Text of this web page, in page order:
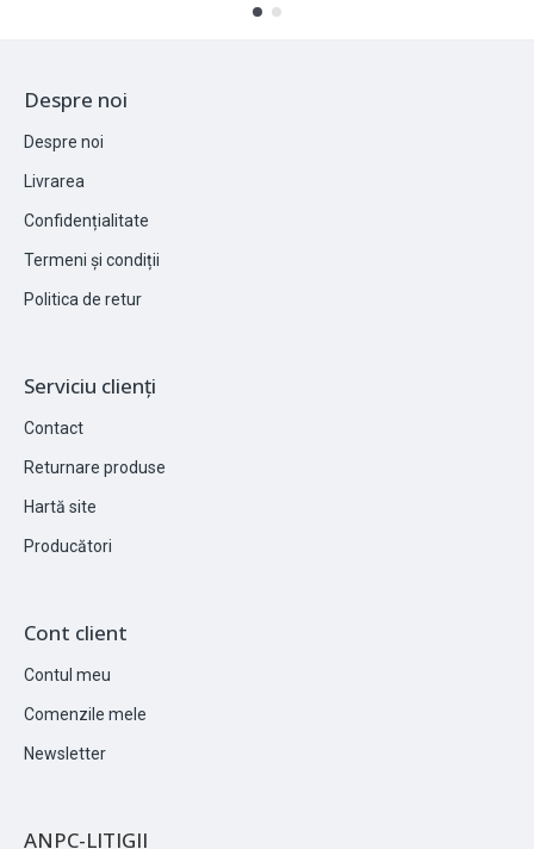
Despre noi
Despre noi
Livrarea
Confidențialitate
Termeni și condiții
Politica de retur
Serviciu clienți
Contact
Returnare produse
Hartă site
Producători
Cont client
Contul meu
Comenzile mele
Newsletter
ANPC-LITIGII